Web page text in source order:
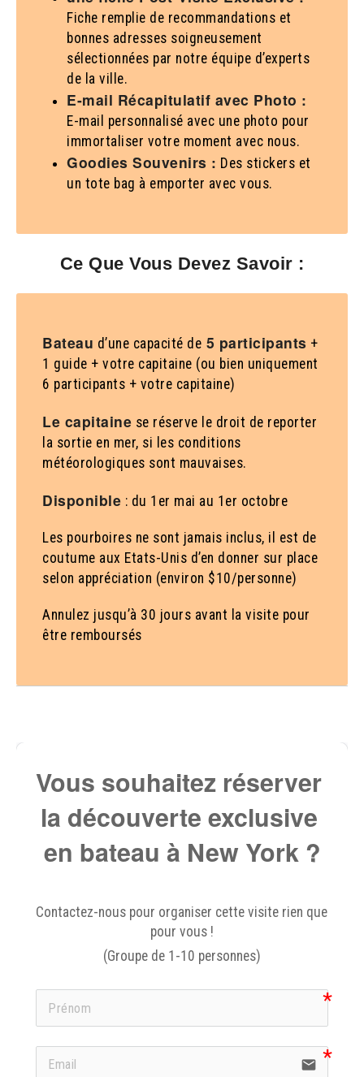
Fiche remplie de recommandations et
bonnes adresses soigneusement
sélectionnées par notre équipe d’experts
de la ville.
E-mail Récapitulatif avec Photo :
E-mail personnalisé avec une photo pour
immortaliser votre moment avec nous.
Goodies Souvenirs : Des stickers et
un tote bag à emporter avec vous.
Ce Que Vous Devez Savoir :
Bateau d’une capacité de 5 participants +
1 guide + votre capitaine (ou bien uniquement
6 participants + votre capitaine)
Le capitaine se réserve le droit de reporter
la sortie en mer, si les conditions
météorologiques sont mauvaises.
Disponible : du 1er mai au 1er octobre
Les pourboires ne sont jamais inclus, il est de
coutume aux Etats-Unis d’en donner sur place
selon appréciation (environ $10/personne)
Annulez jusqu’à 30 jours avant la visite pour
être remboursés
Vous souhaitez réserver
la découverte exclusive
en bateau à New York ?
Contactez-nous pour organiser cette visite rien que
pour vous !
(Groupe de 1-10 personnes)
email